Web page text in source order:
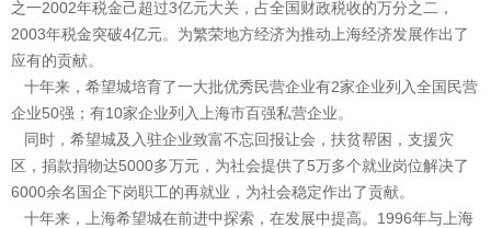
之一2002年税金己超过3亿元大关，占全国财政税收的万分之二，
2003年税金突破4亿元。为繁荣地方经济为推动上海经济发展作出了
应有的贡献。
十年来，希望城培育了一大批优秀民营企业有2家企业列入全国民营
企业50强；有10家企业列入上海市百强私营企业。
同时，希望城及入驻企业致富不忘回报让会，扶贫帮困，支援灾
区，捐款捐物达5000多万元，为社会提供了5万多个就业岗位解决了
6000余名国企下岗职工的再就业，为社会稳定作出了贡献。
十年来，上海希望城在前进中探索，在发展中提高。1996年与上海